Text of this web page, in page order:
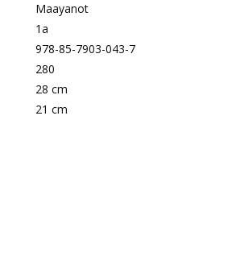
Maayanot
1a
978-85-7903-043-7
280
28 cm
21 cm